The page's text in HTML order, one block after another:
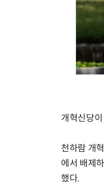
개혁신당
천하람 개
에서 배제
했다.